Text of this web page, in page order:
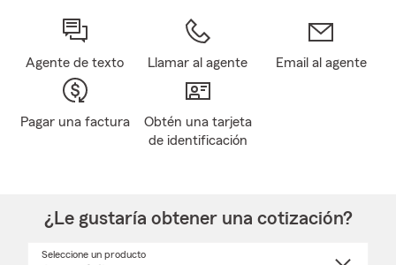
Agente de texto Llamar al agente Email al agente
Pagar una factura
Obtén una tarjeta
de identificación
¿Le gustaría obtener una cotización?
Seleccione un producto